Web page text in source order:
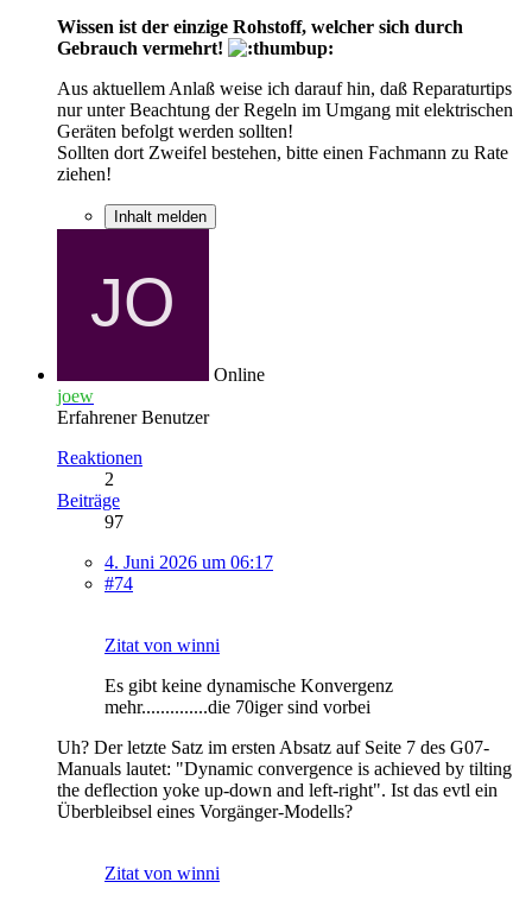
Wissen ist der einzige Rohstoff, welcher sich durch
Gebrauch vermehrt!
Aus aktuellem Anlaß weise ich darauf hin, daß Reparaturtips
nur unter Beachtung der Regeln im Umgang mit elektrischen
Geräten befolgt werden sollten!
Sollten dort Zweifel bestehen, bitte einen Fachmann zu Rate
ziehen!
Inhalt melden
Online
joew
Erfahrener Benutzer
Reaktionen
2
Beiträge
97
4. Juni 2026 um 06:17
#74
Zitat von winni
Es gibt keine dynamische Konvergenz
mehr..............die 70iger sind vorbei
Uh? Der letzte Satz im ersten Absatz auf Seite 7 des G07-
Manuals lautet: "Dynamic convergence is achieved by tilting
the deflection yoke up-down and left-right". Ist das evtl ein
Überbleibsel eines Vorgänger-Modells?
Zitat von winni